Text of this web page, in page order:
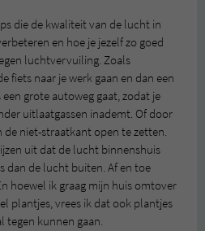
die de kwaliteit van de lucht in
en hoe je jezelf zo goed
luchtvervuiling. Zoals
fiets naar je werk gaan en dan een
grote autoweg gaat, zodat je
uitlaatgassen inademt. Of door
de niet-straatkant open te zetten.
uit dat de lucht binnenshuis
dan de lucht buiten. Af en toe
hoewel ik graag mijn huis omtover
plantjes, vrees ik dat ook plantjes
tegen kunnen gaan.